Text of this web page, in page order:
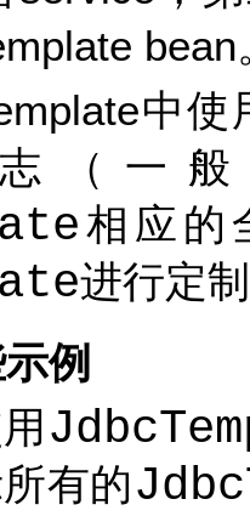
bean
中使
（一般
相应的
进行定
例
有的